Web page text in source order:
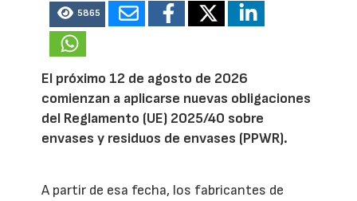
5865
El próximo 12 de agosto de 2026
comienzan a aplicarse nuevas obligaciones
del Reglamento (UE) 2025/40 sobre
envases y residuos de envases (PPWR).
A partir de esa fecha, los fabricantes de